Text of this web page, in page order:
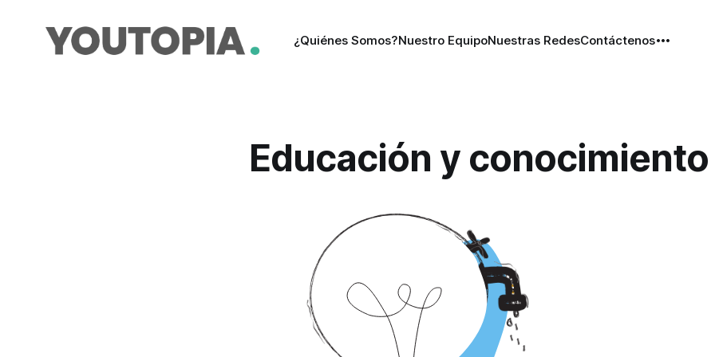
¿Quiénes Somos?Nuestro EquipoNuestras RedesContáctenos
Educación y conocimiento